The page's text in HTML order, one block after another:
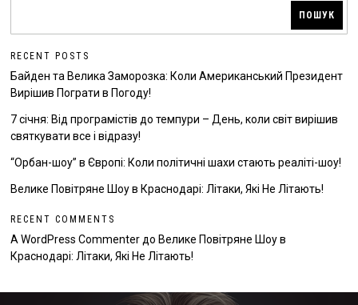
ПОШУК
RECENT POSTS
Байден та Велика Заморозка: Коли Американський Президент
Вирішив Пограти в Погоду!
7 січня: Від програмістів до темпури – День, коли світ вирішив
святкувати все і відразу!
“Орбан-шоу” в Європі: Коли політичні шахи стають реаліті-шоу!
Велике Повітряне Шоу в Краснодарі: Літаки, Які Не Літають!
RECENT COMMENTS
A WordPress Commenterдо Велике Повітряне Шоу в
Краснодарі: Літаки, Які Не Літають!